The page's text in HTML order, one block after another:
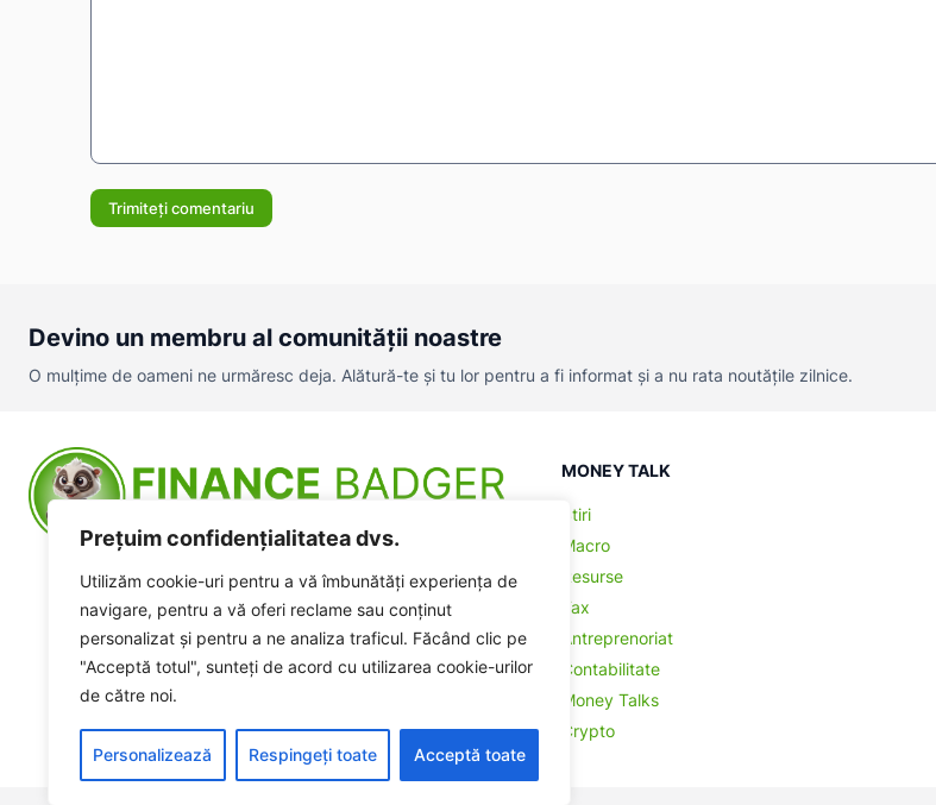
Prețuim confidențialitatea dvs.
Utilizăm cookie-uri pentru a vă îmbunătăți experiența de
navigare, pentru a vă oferi reclame sau conținut
personalizat și pentru a ne analiza traficul. Făcând clic pe
"Acceptă totul", sunteți de acord cu utilizarea cookie-urilor
de către noi.
Personalizează Respingeți toate Acceptă toate
Devino un membru al comunității noastre
O mulțime de oameni ne urmăresc deja. Alătură-te și tu lor pentru a fi informat și a nu rata noutățile zilnice.
MONEY TALK
Știri
Macro
Resurse
Tax
Antreprenoriat
Contabilitate
Money Talks
Crypto